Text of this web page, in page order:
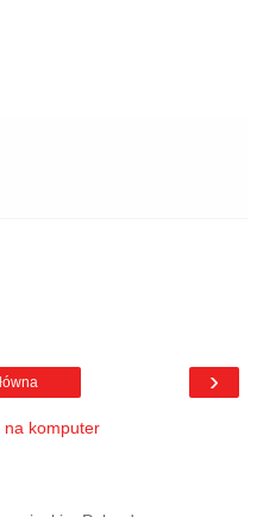
›
na komputer